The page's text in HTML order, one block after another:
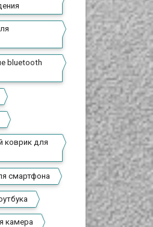
bluetooth
коврик для
смартфона
камера